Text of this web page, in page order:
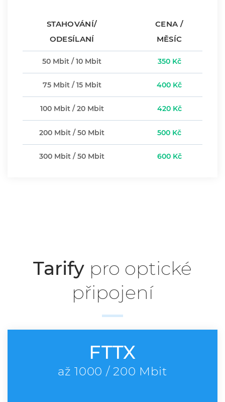
STAHOVÁNÍ/
ODESÍLANÍ
CENA /
MĚSÍC
50 Mbit / 10 Mbit 350 Kč
75 Mbit / 15 Mbit 400 Kč
100 Mbit / 20 Mbit 420 Kč
200 Mbit / 50 Mbit 500 Kč
300 Mbit / 50 Mbit 600 Kč
Tarify pro optické
připojení
FTTX
až 1000 / 200 Mbit